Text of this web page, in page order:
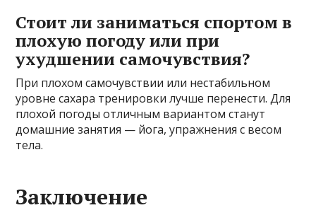
Стоит ли заниматься спортом в
плохую погоду или при
ухудшении самочувствия?
При плохом самочувствии или нестабильном
уровне сахара тренировки лучше перенести. Для
плохой погоды отличным вариантом станут
домашние занятия — йога, упражнения с весом
тела.
Заключение